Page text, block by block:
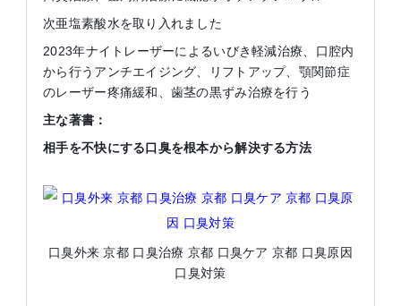
次亜塩素酸水を取り入れました
2023年ナイトレーザーによるいびき軽減治療、口腔内
から行うアンチエイジング、リフトアップ、顎関節症
のレーザー疼痛緩和、歯茎の黒ずみ治療を行う
主な著書：
相手を不快にする口臭を根本から解決する方法
口臭外来 京都 口臭治療 京都 口臭ケア 京都 口臭原因
口臭対策